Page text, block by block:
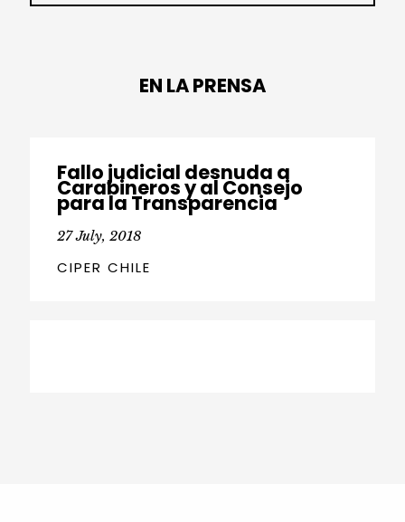
EN LA PRENSA
Fallo judicial desnuda a
Carabineros y al Consejo
para la Transparencia
27 July, 2018
CIPER CHILE